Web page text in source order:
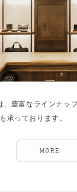
、豊富なラインナッ
承っております。